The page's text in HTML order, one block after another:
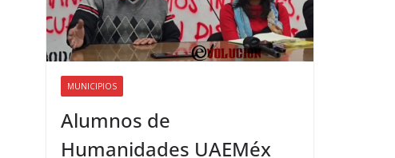
MUNICIPIOS
Alumnos de
Humanidades UAEMéx